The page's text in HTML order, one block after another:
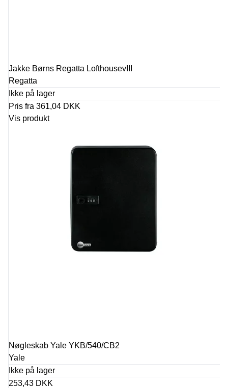
Jakke Børns Regatta LofthousevIII
Regatta
Ikke på lager
Pris fra 361,04 DKK
Vis produkt
Nøgleskab Yale YKB/540/CB2
Yale
Ikke på lager
253,43 DKK